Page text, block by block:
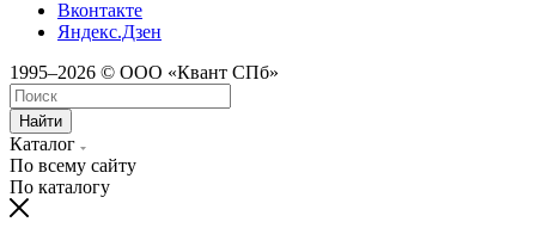
Вконтакте
Яндекс.Дзен
1995–2026 © ООО «Квант СПб»
Найти
Каталог
По всему сайту
По каталогу